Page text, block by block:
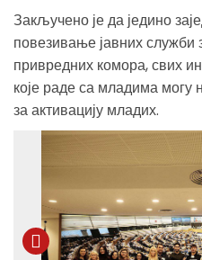
Закључено је да једино
повезивање јавних
привредних комора, свих
које раде са младима
за активацију младих.